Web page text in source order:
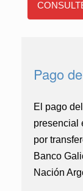
Pago
El pago
presencial
por
Banco
Nación